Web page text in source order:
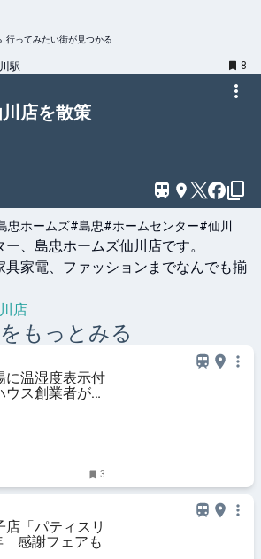
行ってみたい街が見つかる
駅 8
店を散策
忠ホームズ#島忠#ホームセンター#仙川
、島忠ホームズ仙川店です。
具家電、ファッションまでなんでも揃
店
もっとみる
に温湿度表示付
ス創業者が寄
3
「パティスリ
感謝フェアも